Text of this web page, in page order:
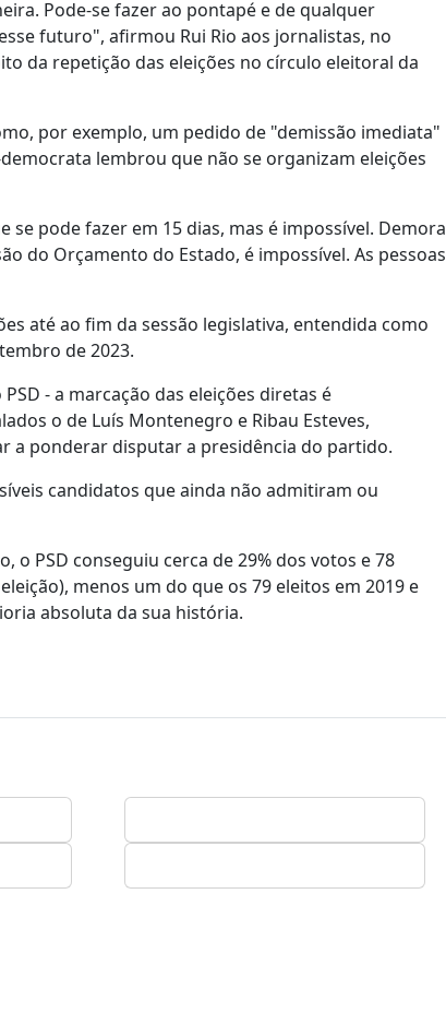
Pode-se fazer ao pontapé e de qualquer
futuro", afirmou Rui Rio aos jornalistas, no
da repetição das eleições no círculo eleitoral da
por exemplo, um pedido de "demissão imediata"
lembrou que não se organizam eleições
pode fazer em 15 dias, mas é impossível. Demora
do Orçamento do Estado, é impossível. As pessoas
até ao fim da sessão legislativa, entendida como
de 2023.
- a marcação das eleições diretas é
o de Luís Montenegro e Ribau Esteves,
a ponderar disputar a presidência do partido.
candidatos que ainda não admitiram ou
PSD conseguiu cerca de 29% dos votos e 78
menos um do que os 79 eleitos em 2019 e
absoluta da sua história.